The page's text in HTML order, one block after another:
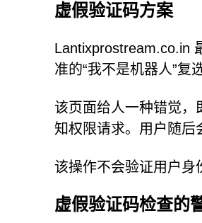
虚假验证码方案
Lantixprostream.co.in
准的“我不是机器人”复
该页面给人一种错觉，
知权限请求。用户随后
该操作不会验证用户身
虚假验证码检查的